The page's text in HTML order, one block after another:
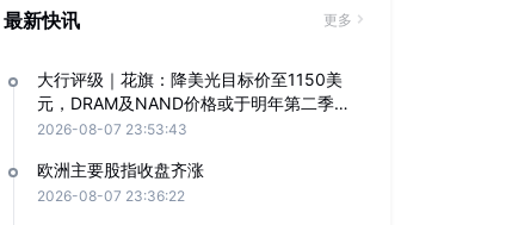
最新快讯 更多
大行评级｜花旗：降美光目标价至1150美
元，DRAM及NAND价格或于明年第二季见
顶
2026-08-07 23:53:43
欧洲主要股指收盘齐涨
2026-08-07 23:36:22